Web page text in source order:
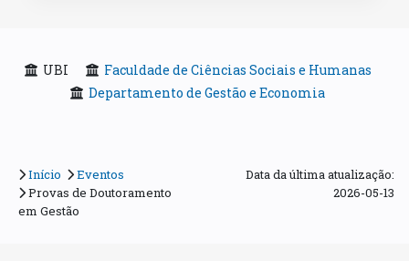
UBI
Faculdade de Ciências Sociais e Humanas
Departamento de Gestão e Economia
Início
Eventos
Provas de Doutoramento
em Gestão
Data da última atualização:
2026-05-13